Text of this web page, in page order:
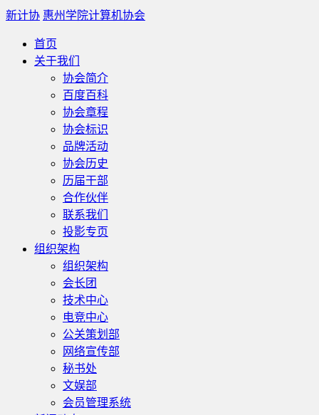
新计协 惠州学院计算机协会
首页
关于我们
协会简介
百度百科
协会章程
协会标识
品牌活动
协会历史
历届干部
合作伙伴
联系我们
投影专页
组织架构
组织架构
会长团
技术中心
电竞中心
公关策划部
网络宣传部
秘书处
文娱部
会员管理系统